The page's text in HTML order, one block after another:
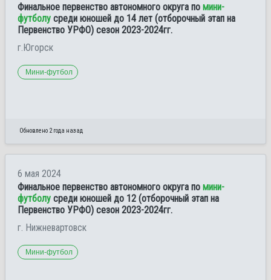
Финальное первенство автономного округа по мини-
футболу среди юношей до 14 лет (отборочный этап на
Первенство УРФО) сезон 2023-2024гг.
г.Югорск
Мини-футбол
Обновлено 2 года назад
6 мая 2024
Финальное первенство автономного округа по мини-
футболу среди юношей до 12 (отборочный этап на
Первенство УРФО) сезон 2023-2024гг.
г. Нижневартовск
Мини-футбол